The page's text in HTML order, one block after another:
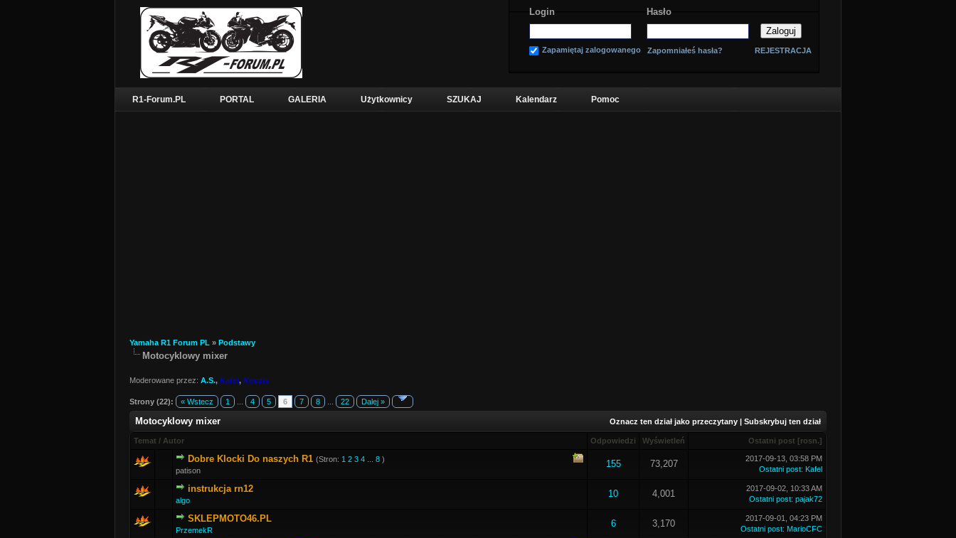
Login Hasło
Zapamiętaj zalogowanego Zapomniałeś hasła? REJESTRACJA
R1-Forum.PL PORTAL GALERIA Użytkownicy SZUKAJ Kalendarz Pomoc
Yamaha R1 Forum PL » Podstawy
Motocyklowy mixer
Moderowane przez: A.S., Kafel, Koczis
Strony (22): « Wstecz 1 4 5 6 7 8 22 Dalej »
Oznacz ten dział jako przeczytany | Subskrybuj ten dział
Motocyklowy mixer
Temat / Autor Odpowiedzi Wyświetleń Ostatni post [rosn.]
Dobre Klocki Do naszych R1 (Stron: 1 2 3 4 8 )
patison
155 73,207
2017-09-13, 03:58 PM
Ostatni post: Kafel
instrukcja rn12
algo
10 4,001
2017-09-02, 10:33 AM
Ostatni post: pajak72
SKLEPMOTO46.PL
PrzemekR
6 3,170
2017-09-01, 04:23 PM
Ostatni post: MarioCFC